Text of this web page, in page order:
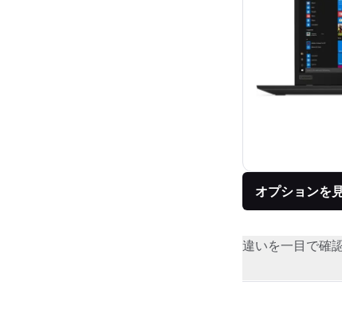
オプションを
違いを一目で確